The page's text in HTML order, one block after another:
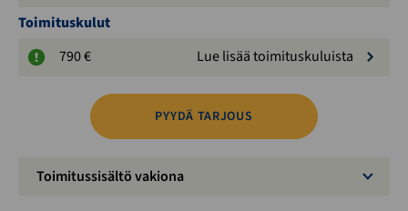
Toimituskulut
790 €
Lue lisää toimituskuluista
PYYDÄ TARJOUS
Toimitussisältö vakiona